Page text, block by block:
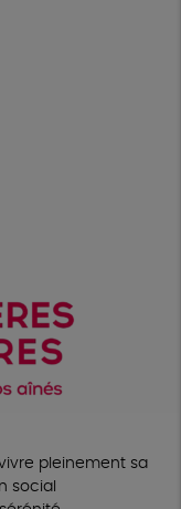
pleinement sa
social